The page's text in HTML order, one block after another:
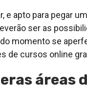
apto para pegar
ser as
momento se
de cursos online
áreas